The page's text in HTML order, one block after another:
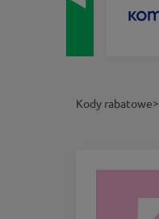
Kody rabatowe>